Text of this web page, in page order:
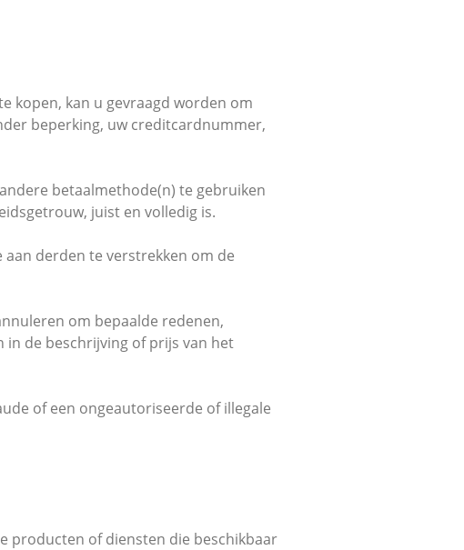
kopen, kan u gevraagd worden om
beperking, uw creditcardnummer,
betaalmethode(n) te gebruiken
juist en volledig is.
derden te verstrekken om de
om bepaalde redenen,
de beschrijving of prijs van het
of een ongeautoriseerde of illegale
producten of diensten die beschikbaar